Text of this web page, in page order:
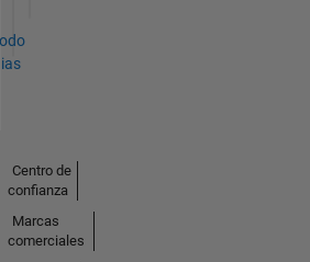
Centro de
confianza
Marcas
comerciales